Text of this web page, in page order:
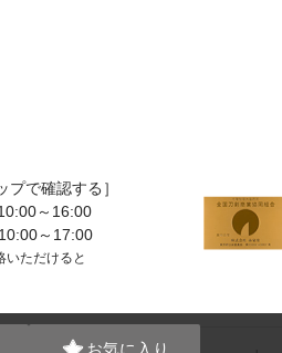
プで確認する］
～16:00
～17:00
ただけると